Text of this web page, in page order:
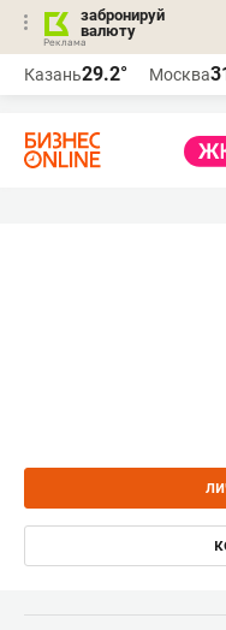
забронируй
валюту
Казань29.2° Москва